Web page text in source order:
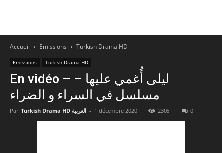
Accueil Emissions Turkish Drama HD
Emissions Turkish Drama HD
En vidéo – ليلى أُغمي عليها –
مسلسل في السراء و الضراء
Par Turkish Drama HD العربية - 1 décembre 2020 2306 0